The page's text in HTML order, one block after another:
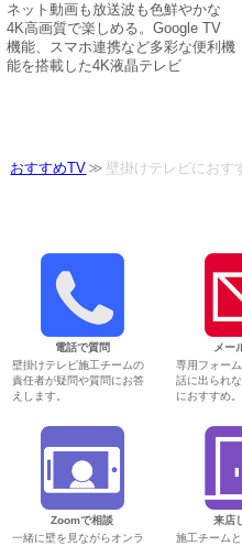
ネット動画も放送波も色鮮やかな
4K高画質で楽しめる。Google TV
機能、スマホ連携など多彩な便利機
能を搭載した4K液晶テレビ
おすすめTV 壁掛けテレビにおす
電話で質問
壁掛けテレビ施工チームの
責任者が疑問や質問にお答
えします。
メー
専用フォー
話に出られ
におすすめ。
Zoomで相談
一緒に壁を見ながらオンラ
来店
施工チーム